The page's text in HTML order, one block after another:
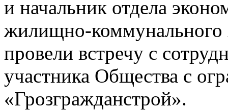
и начальник отдела
жилищно-коммунального
провели встречу с
участника Общества с
«Грозгражданстрой».